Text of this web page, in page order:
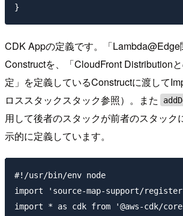
CDK Appの定義です。「
Constructを、「CloudFront Distribution
定」を定義しているConstructに渡して
ロススタックスタック参照）。また
用して後者のスタックが前者のスタック
示的に定義しています。
#!/usr/bin/env node
import 'source-map-support/
import * as cdk from '@aws-cdk/